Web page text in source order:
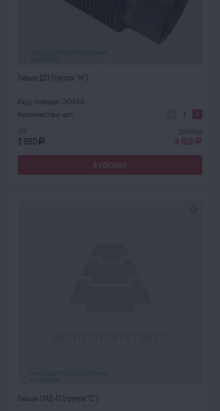
ОЖИДАЕТ ПОСТУПЛЕНИЯ
14.08.2026
Гильза Д37 (группа "М")
Код товара: 30454
Количество шт:
опт
3 990 a
розница
4 920 a
В КОРЗИНУ
ОЖИДАЕТ ПОСТУПЛЕНИЯ
15.08.2026
Гильза СМД-31 (группа "С")